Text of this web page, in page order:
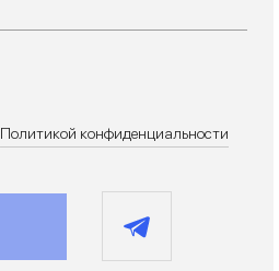
Политикой конфиденциальности